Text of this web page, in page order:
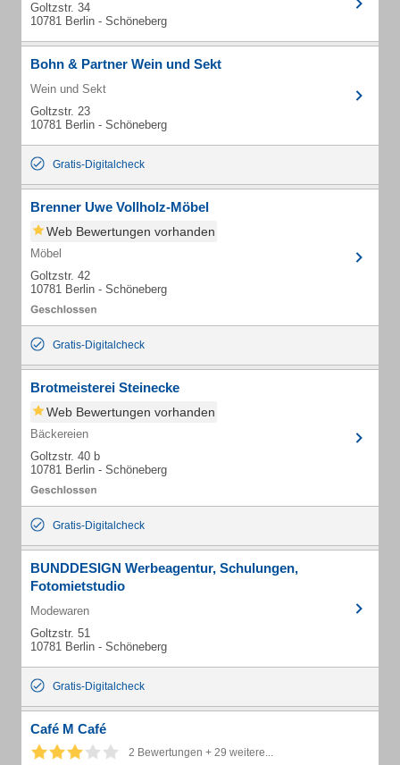
Goltzstr. 34
10781 Berlin - Schöneberg
Bohn & Partner Wein und Sekt
Wein und Sekt
Goltzstr. 23
10781 Berlin - Schöneberg
Gratis-Digitalcheck
Brenner Uwe Vollholz-Möbel
Web Bewertungen vorhanden
Möbel
Goltzstr. 42
10781 Berlin - Schöneberg
Gratis-Digitalcheck
Brotmeisterei Steinecke
Web Bewertungen vorhanden
Bäckereien
Goltzstr. 40 b
10781 Berlin - Schöneberg
Gratis-Digitalcheck
BUNDDESIGN Werbeagentur, Schulungen,
Fotomietstudio
Modewaren
Goltzstr. 51
10781 Berlin - Schöneberg
Gratis-Digitalcheck
Café M Café
2 Bewertungen + 29 weitere...